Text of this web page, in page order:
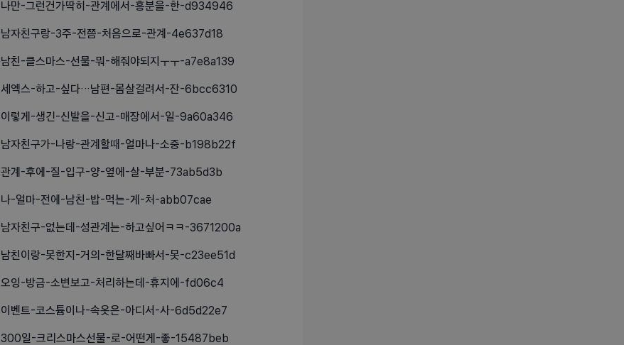
나만-그런건가딱히-관계에서-흥분을-한-d934946
남자친구랑-3주-전쯤-처음으로-관계-4e637d18
남친-클스마스-선물-뭐-해줘야되지ㅜㅜ-a7e8a139
세엑스-하고-싶다…남편-몸살걸려서-잔-6bcc6310
이렇게-생긴-신발을-신고-매장에서-일-9a60a346
남자친구가-나랑-관계할때-얼마나-소중-b198b22f
관계-후에-질-입구-양-옆에-살-부분-73ab5d3b
나-얼마-전에-남친-밥-먹는-게-처-abb07cae
남자친구-없는데-성관계는-하고싶어ㅋㅋ-3671200a
남친이랑-못한지-거의-한달째바빠서-못-c23ee51d
오잉-방금-소변보고-처리하는데-휴지에-fd06c4
이벤트-코스튬이나-속옷은-아디서-사-6d5d22e7
300일-크리스마스선물-로-어떤게-좋-15487beb